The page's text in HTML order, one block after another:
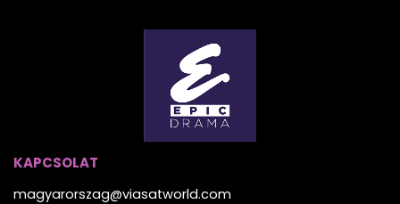
KAPCSOLAT
magyarorszag@viasatworld.com